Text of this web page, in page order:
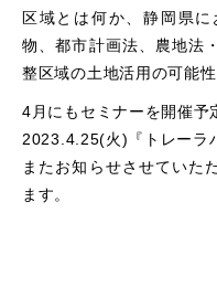
区域とは何か、静岡県
物、都市計画法、農地法
整区域の土地活用の可能
4月にもセミナーを開催予
2023.4.25(火)『トレーラ
またお知らせさせていた
ます。